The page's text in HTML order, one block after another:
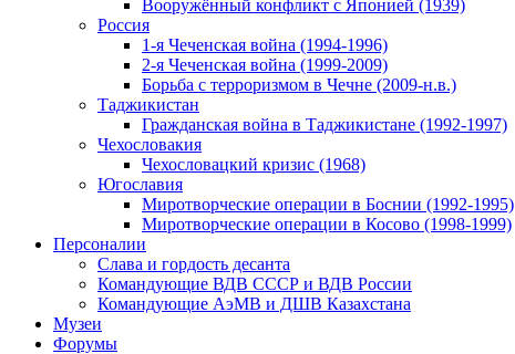
Вооружённый конфликт с Японией (1939)
Россия
1-я Чеченская война (1994-1996)
2-я Чеченская война (1999-2009)
Борьба с терроризмом в Чечне (2009-н.в.)
Таджикистан
Гражданская война в Таджикистане (1992-1997)
Чехословакия
Чехословацкий кризис (1968)
Югославия
Миротворческие операции в Боснии (1992-1995)
Миротворческие операции в Косово (1998-1999)
Персоналии
Слава и гордость десанта
Командующие ВДВ СССР и ВДВ России
Командующие АэМВ и ДШВ Казахстана
Музеи
Форумы